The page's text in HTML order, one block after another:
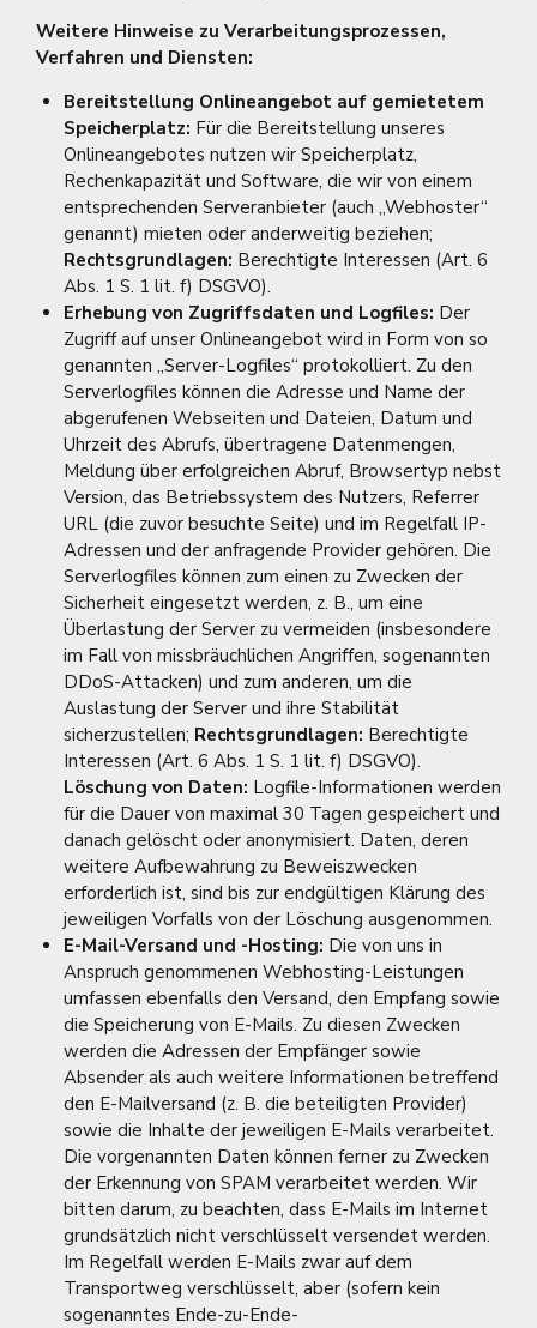
Weitere Hinweise zu Verarbeitungsprozessen,
Verfahren und Diensten:
Bereitstellung Onlineangebot auf gemietetem
Speicherplatz: Für die Bereitstellung unseres
Onlineangebotes nutzen wir Speicherplatz,
Rechenkapazität und Software, die wir von einem
entsprechenden Serveranbieter (auch „Webhoster“
genannt) mieten oder anderweitig beziehen;
Rechtsgrundlagen: Berechtigte Interessen (Art. 6
Abs. 1 S. 1 lit. f) DSGVO).
Erhebung von Zugriffsdaten und Logfiles: Der
Zugriff auf unser Onlineangebot wird in Form von so
genannten „Server-Logfiles“ protokolliert. Zu den
Serverlogfiles können die Adresse und Name der
abgerufenen Webseiten und Dateien, Datum und
Uhrzeit des Abrufs, übertragene Datenmengen,
Meldung über erfolgreichen Abruf, Browsertyp nebst
Version, das Betriebssystem des Nutzers, Referrer
URL (die zuvor besuchte Seite) und im Regelfall IP-
Adressen und der anfragende Provider gehören. Die
Serverlogfiles können zum einen zu Zwecken der
Sicherheit eingesetzt werden, z. B., um eine
Überlastung der Server zu vermeiden (insbesondere
im Fall von missbräuchlichen Angriffen, sogenannten
DDoS-Attacken) und zum anderen, um die
Auslastung der Server und ihre Stabilität
sicherzustellen; Rechtsgrundlagen: Berechtigte
Interessen (Art. 6 Abs. 1 S. 1 lit. f) DSGVO).
Löschung von Daten: Logfile-Informationen werden
für die Dauer von maximal 30 Tagen gespeichert und
danach gelöscht oder anonymisiert. Daten, deren
weitere Aufbewahrung zu Beweiszwecken
erforderlich ist, sind bis zur endgültigen Klärung des
jeweiligen Vorfalls von der Löschung ausgenommen.
E-Mail-Versand und -Hosting: Die von uns in
Anspruch genommenen Webhosting-Leistungen
umfassen ebenfalls den Versand, den Empfang sowie
die Speicherung von E-Mails. Zu diesen Zwecken
werden die Adressen der Empfänger sowie
Absender als auch weitere Informationen betreffend
den E-Mailversand (z. B. die beteiligten Provider)
sowie die Inhalte der jeweiligen E-Mails verarbeitet.
Die vorgenannten Daten können ferner zu Zwecken
der Erkennung von SPAM verarbeitet werden. Wir
bitten darum, zu beachten, dass E-Mails im Internet
grundsätzlich nicht verschlüsselt versendet werden.
Im Regelfall werden E-Mails zwar auf dem
Transportweg verschlüsselt, aber (sofern kein
sogenanntes Ende-zu-Ende-